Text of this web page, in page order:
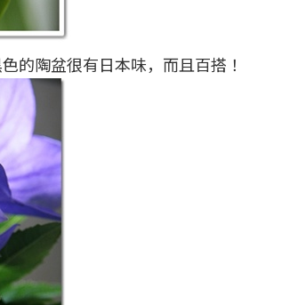
的陶盆很有日本味，而且百搭！